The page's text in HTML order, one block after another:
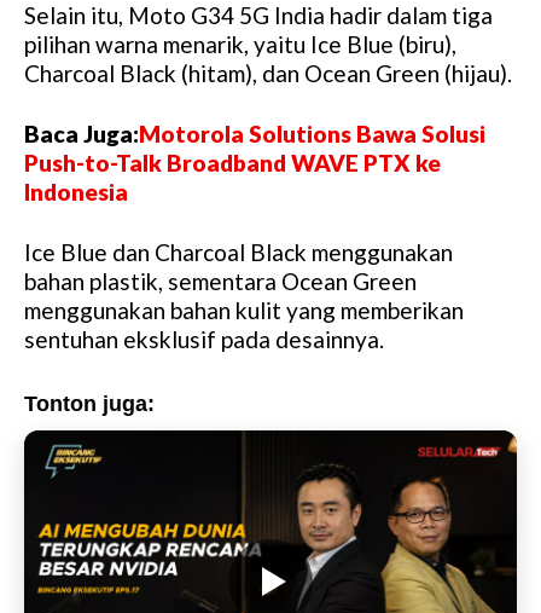
M
u
t
Selain itu, Moto G34 5G India hadir dalam tiga
pilihan warna menarik, yaitu Ice Blue (biru),
Charcoal Black (hitam), dan Ocean Green (hijau).
Baca Juga:Motorola Solutions Bawa Solusi
Push-to-Talk Broadband WAVE PTX ke
Indonesia
Ice Blue dan Charcoal Black menggunakan
bahan plastik, sementara Ocean Green
menggunakan bahan kulit yang memberikan
sentuhan eksklusif pada desainnya.
Tonton juga: